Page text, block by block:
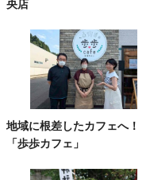
央店
地域に根差したカフェへ！
「歩歩カフェ」